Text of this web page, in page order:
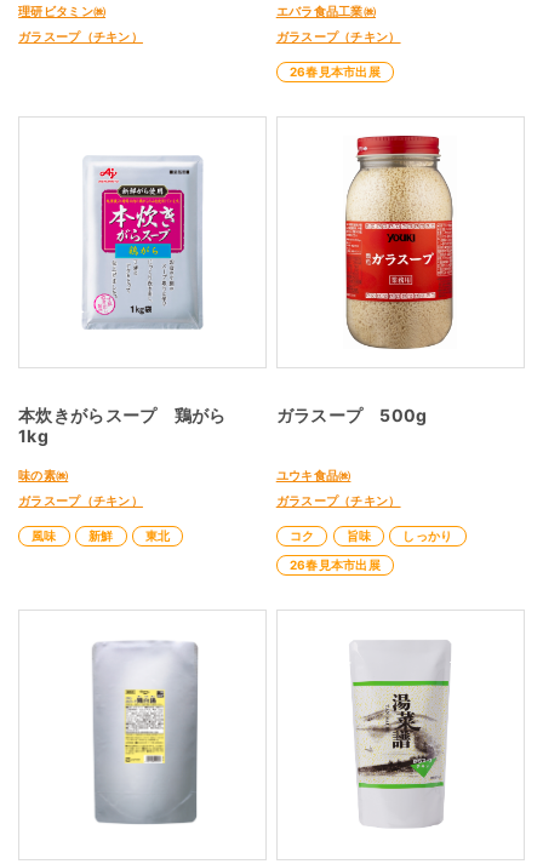
理研ビタミン㈱
ガラスープ（チキン）
エバラ食品工業㈱
ガラスープ（チキン）
26春見本市出展
本炊きがらスープ 鶏がら
1kg
味の素㈱
ガラスープ（チキン）
風味 新鮮 東北
ガラスープ 500g
ユウキ食品㈱
ガラスープ（チキン）
コク 旨味
しっかり
26春見本市出展